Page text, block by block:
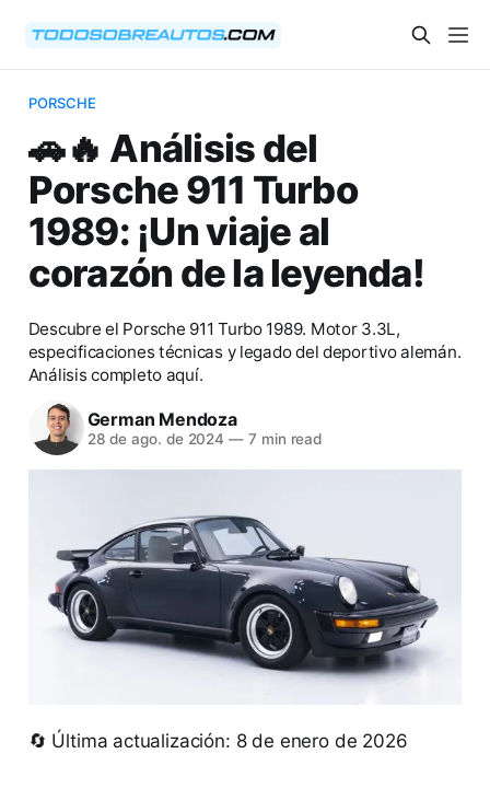
PORSCHE
🚗🔥 Análisis del
Porsche 911 Turbo
1989: ¡Un viaje al
corazón de la leyenda!
Descubre el Porsche 911 Turbo 1989. Motor 3.3L,
especificaciones técnicas y legado del deportivo alemán.
Análisis completo aquí.
German Mendoza
28 de ago. de 2024 — 7 min read
🔄 Última actualización: 8 de enero de 2026